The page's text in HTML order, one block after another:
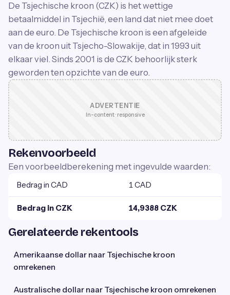
De Tsjechische kroon (CZK) is het wettige
betaalmiddel in Tsjechië, een land dat niet mee doet
aan de euro. De Tsjechische kroon is een afgeleide
van de kroon uit Tsjecho-Slowakije, dat in 1993 uit
elkaar viel. Sinds 2001 is de CZK behoorlijk sterk
geworden ten opzichte van de euro.
ADVERTENTIE
In-content · responsive
Rekenvoorbeeld
Een voorbeeldberekening met ingevulde waarden:
Bedrag in CAD 1 CAD
Bedrag in CZK 14,9388 CZK
Gerelateerde rekentools
Amerikaanse dollar naar Tsjechische kroon
omrekenen
Australische dollar naar Tsjechische kroon omrekenen